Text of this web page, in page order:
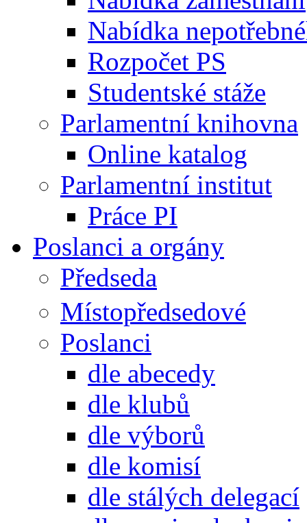
Nabídka
Rozpočet PS
Studentské stáže
Parlamentní knihovna
Online katalog
Parlamentní institut
Práce PI
Poslanci a orgány
Předseda
Místopředsedové
Poslanci
dle abecedy
dle klubů
dle výborů
dle komisí
dle stálých delegací